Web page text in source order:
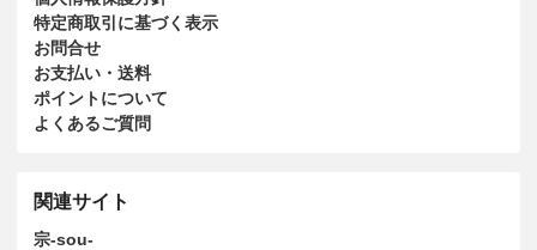
特定商取引に基づく表示
お問合せ
お支払い・送料
ポイントについて
よくあるご質問
関連サイト
宗-sou-